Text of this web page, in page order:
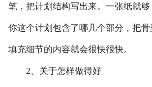
笔，把计划结构写出来。一张纸就
你这个计划包含了哪几个部分，把
填充细节的内容就会很快很快。
2、关于怎样做得好